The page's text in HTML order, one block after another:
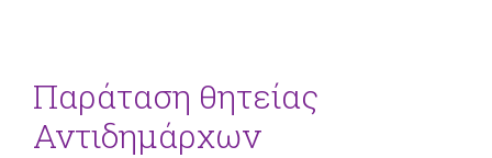
Παράταση θητείας
Αντιδημάρχων